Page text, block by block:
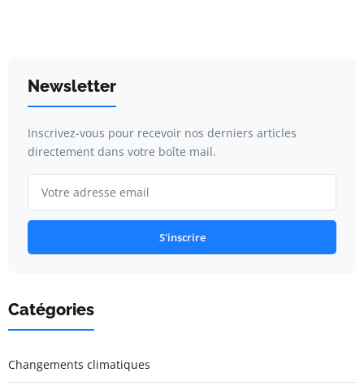
Newsletter
Inscrivez-vous pour recevoir nos derniers articles
directement dans votre boîte mail.
S'inscrire
Catégories
Changements climatiques